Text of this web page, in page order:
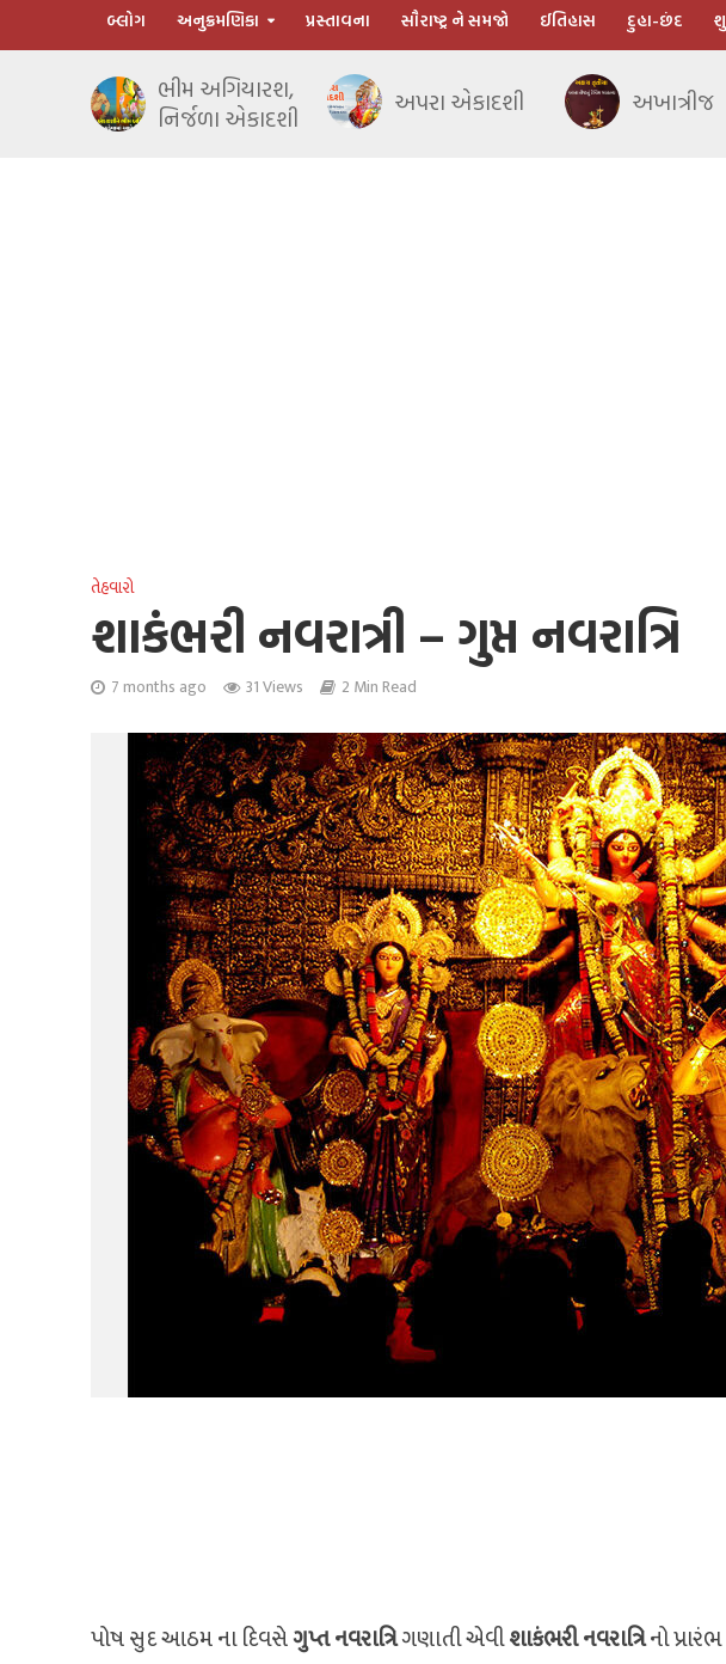
બ્લોગ અનુક્રમણિકા પ્રસ્તાવના સૌરાષ્ટ્ર ને સમજો ઈતિહાસ દુહા-છંદ
ભીમ અગિયારશ,
નિર્જળા એકાદશી
અપરા એકાદશી અખાત્રીજ
તેહવારો
શાકંભરી નવરાત્રી – ગુપ્ત નવરાત્રિ
7 months ago 31 Views 2 Min Read
પોષ સુદ આઠમ ના દિવસેગુપ્ત નવરાત્રિગણાતી એવીશાકંભરી નવરાત્રિનો